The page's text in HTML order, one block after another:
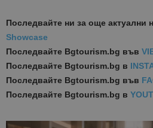
Последвайте ни за още актуални
Showcase
Последвайте Bgtourism.bg във
Последвайте Bgtourism.bg в
Последвайте Bgtourism.bg във
Последвайте Bgtourism.bg в